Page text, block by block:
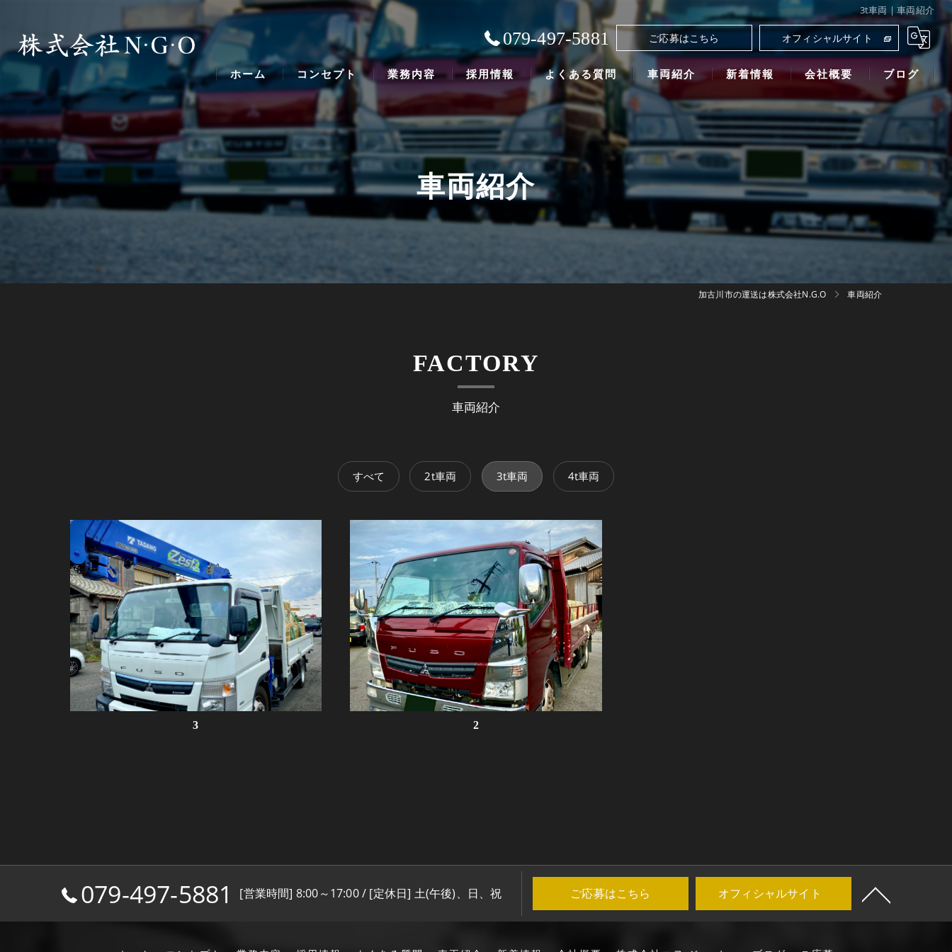
3t車両 | 車両紹介
079-497-5881 ご応募はこちら オフィシャルサイト
ホーム コンセプト 業務内容 採用情報 よくある質問 車両紹介 新着情報 会社概要
株式会社エヌ.ジー.オー
ブログ
車両紹介
加古川市の運送は株式会社N.G.O 車両紹介
FACTORY
車両紹介
すべて 2t車両 3t車両 4t車両
3 2
079-497-5881 [営業時間] 8:00～17:00 / [定休日] 土(午後)、日、祝 ご応募はこちら オフィシャルサイト